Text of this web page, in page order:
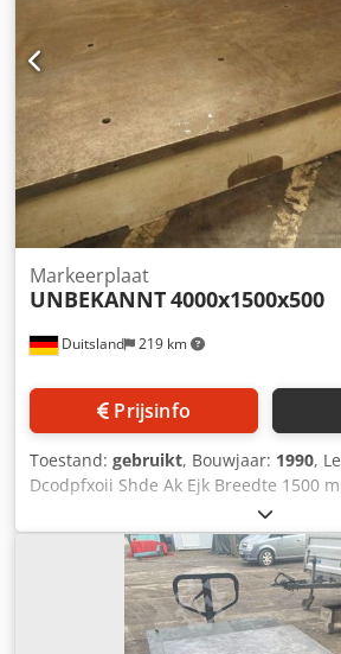
Duitsland 219 km
Markeerplaat
UNBEKANNT4000x1500x500
Prijsinfo
Toestand: gebruikt, Bouwjaar: 1990,
Dcodpfxoii Shde Ak Ejk Breedte 1500
mm Totaal benodigd vermogen 0 kW
t Benodigde ruimte ca. 4 x 1,5 x 1 m